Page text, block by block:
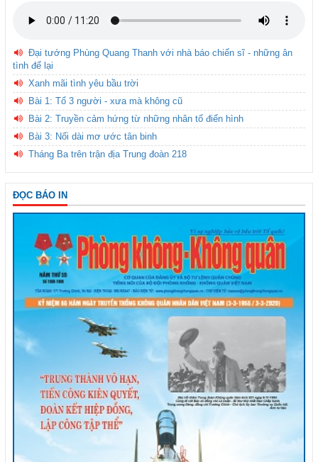
Đại tướng Phùng Quang Thanh với nhà báo chiến sĩ - những ân
tình để lại
Xanh mãi tình yêu bầu trời
Bài 1: Tổ 3 người - xưa mà không cũ
Bài 2: Truyền cảm hứng từ những nhân tố điển hình
Bài 3: Nối dài mơ ước tân binh
Tháng Ba trên trận địa Trung đoàn 218
ĐỌC BÁO IN